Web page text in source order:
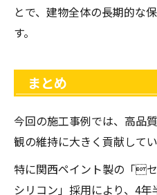
とで、建物全体の長期的な
す。
まとめ
今回の施工事例では、高品
観の維持に大きく貢献して
特に関西ペイント製の「
シリコン」採用により、4